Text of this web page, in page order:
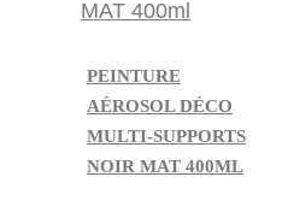
PEINTURE
AÉROSOL DÉCO
MULTI-SUPPORTS
NOIR MAT 400ML